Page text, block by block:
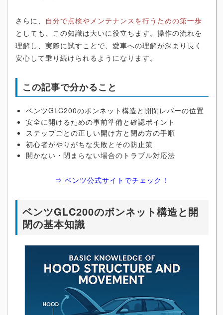
さらに、 自分で点検やメンテナンスを行うための第一歩
としても、この知識は大いに役立ちます。操作の流れを
理解し、実際に試すことで、愛車への理解が深まり長く
安心して乗り続けられるようになります。
この記事で分かること
ベンツGLC200のボンネット構造と開閉レバーの位置
安全に開けるための事前準備と確認ポイント
ステップごとの正しい開け方と閉め方の手順
初心者がやりがちな失敗とその防止策
開かない・閉まらない場合のトラブル対応法
⇒ ベンツ公式サイトでチェック！
ベンツGLC200のボンネット構造と開
閉の基本知識